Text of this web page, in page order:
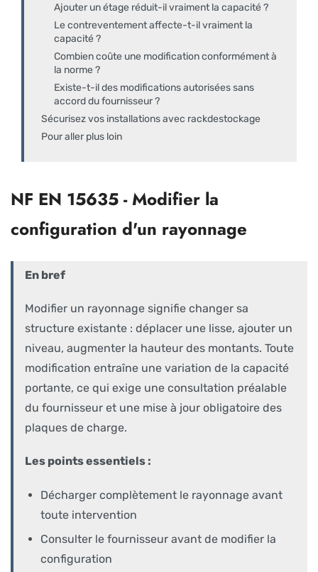
Ajouter un étage réduit-il vraiment la capacité ?
Le contreventement affecte-t-il vraiment la
capacité ?
Combien coûte une modification conformément à
la norme ?
Existe-t-il des modifications autorisées sans
accord du fournisseur ?
Sécurisez vos installations avec rackdestockage
Pour aller plus loin
NF EN 15635 - Modifier la
configuration d'un rayonnage
En bref
Modifier un rayonnage signifie changer sa
structure existante : déplacer une lisse, ajouter un
niveau, augmenter la hauteur des montants. Toute
modification entraîne une variation de la capacité
portante, ce qui exige une consultation préalable
du fournisseur et une mise à jour obligatoire des
plaques de charge.
Les points essentiels :
Décharger complètement le rayonnage avant
toute intervention
Consulter le fournisseur avant de modifier la
configuration